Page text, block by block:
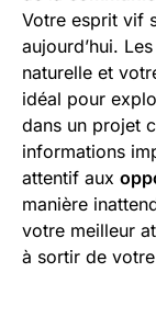
Votre esprit vif
aujourd’hui.
naturelle et
idéal pour
dans un projet
informations
attentif aux
manière
votre meilleur
à sortir de